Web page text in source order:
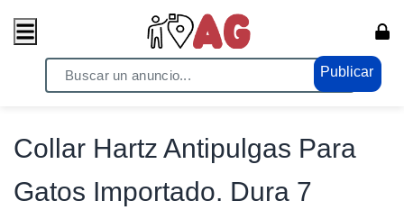
Publicar
/ Compras/Ventas / Anuncios de todo
Collar Hartz Antipulgas Para
Gatos Importado. Dura 7